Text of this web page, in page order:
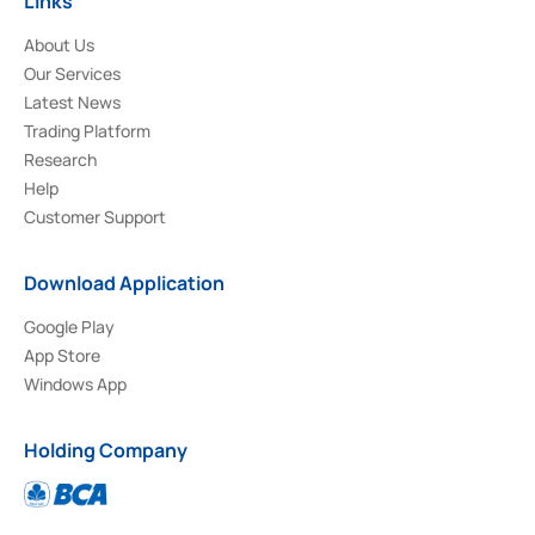
About Us
Our Services
Latest News
Trading Platform
Research
Help
Customer Support
Download Application
Google Play
App Store
Windows App
Holding Company